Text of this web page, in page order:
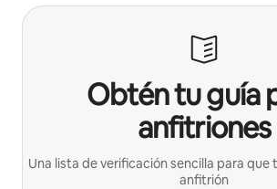
Obtén tu guía
anfitriones
Una lista de verificación sencilla para que
anfitrión